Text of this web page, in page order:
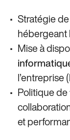
Stratégie de
hébergeant
Mise à
l’entreprise
Politique de
et